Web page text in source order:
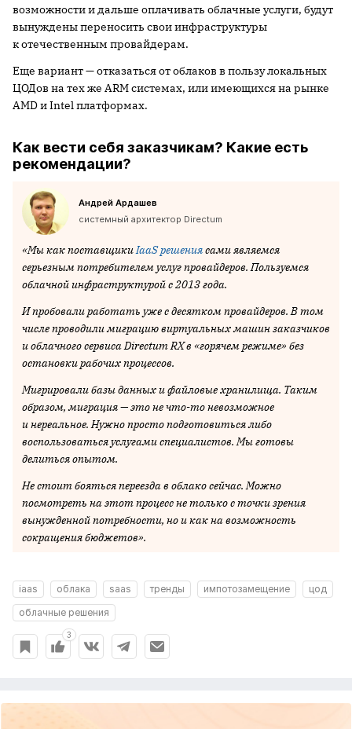
возможности и дальше оплачивать облачные услуги, будут
вынуждены переносить свои инфраструктуры
к отечественным провайдерам.
Еще вариант — отказаться от облаков в пользу локальных
ЦОДов на тех же ARM системах, или имеющихся на рынке
AMD и Intel платформах.
Как вести себя заказчикам? Какие есть
рекомендации?
Андрей Ардашев
системный архитектор Directum
«Мы как поставщикиIaaS решениясами являемся
серьезным потребителем услуг провайдеров. Пользуемся
облачной инфраструктурой с 2013 года.
И пробовали работать уже с десятком провайдеров. В том
числе проводили миграцию виртуальных машин заказчиков
и облачного сервиса Directum RX в «горячем режиме» без
остановки рабочих процессов.
Мигрировали базы данных и файловые хранилища. Таким
образом, миграция — это не что-то невозможное
и нереальное. Нужно просто подготовиться либо
воспользоваться услугами специалистов. Мы готовы
делиться опытом.
Не стоит бояться переезда в облако сейчас. Можно
посмотреть на этот процесс не только с точки зрения
вынужденной потребности, но и как на возможность
сокращения бюджетов».
iaas облака saas тренды импотозамещение
цод
облачные решения
3